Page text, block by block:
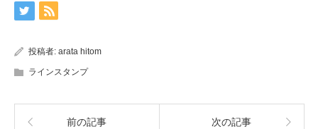
投稿者: arata hitom
ラインスタンプ
前の記事 次の記事